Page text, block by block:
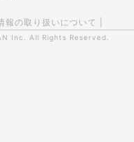
報の取り扱いについて
Inc. All Rights Reserved.